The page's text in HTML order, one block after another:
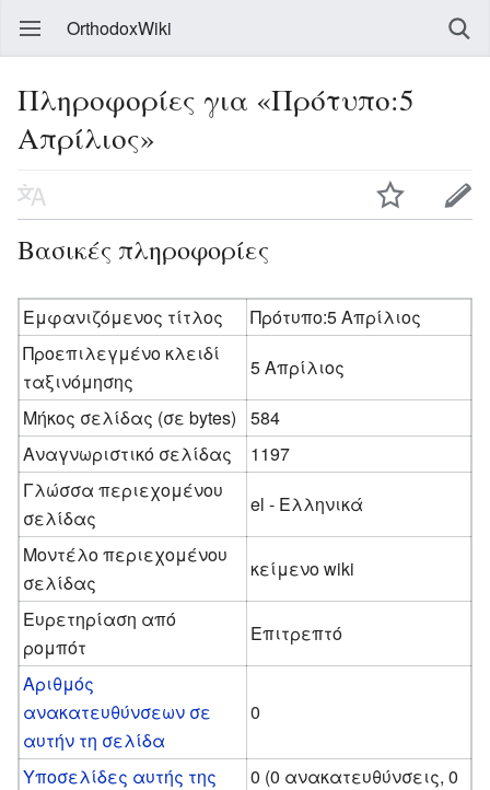
OrthodoxWiki
Πληροφορίες για «Πρότυπο:5
Απρίλιος»
Βασικές πληροφορίες
Εμφανιζόμενος τίτλος
Πρότυπο:5 Απρίλιος
Προεπιλεγμένο κλειδί
ταξινόμησης
5 Απρίλιος
Μήκος σελίδας (σε bytes)
584
Αναγνωριστικό σελίδας
1197
Γλώσσα περιεχομένου
σελίδας
el - Ελληνικά
Μοντέλο περιεχομένου
σελίδας
κείμενο wiki
Ευρετηρίαση από
ρομπότ
Επιτρεπτό
Αριθμός
ανακατευθύνσεων σε
αυτήν τη σελίδα
0
Υποσελίδες αυτής της
0 (0 ανακατευθύνσεις, 0